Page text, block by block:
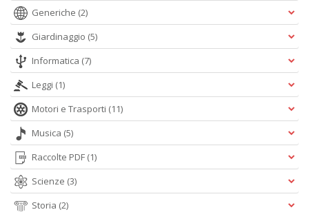
Generiche (2)
Giardinaggio (5)
Informatica (7)
Leggi (1)
Motori e Trasporti (11)
Musica (5)
Raccolte PDF (1)
Scienze (3)
Storia (2)